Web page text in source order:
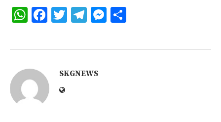
WhatsApp
Facebook
Twitter
Telegram
Messenger
SKGNEWS